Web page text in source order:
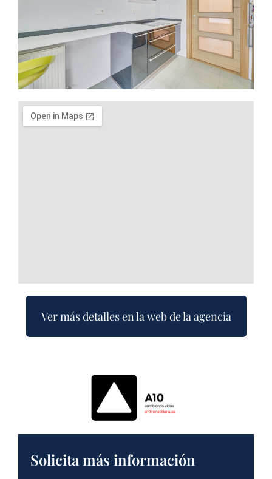
Ver más detalles en la web de la agencia
Solicita más información